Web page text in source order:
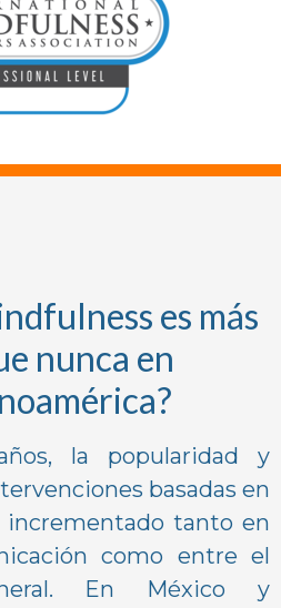
es más
nunca en
la popularidad y
basadas en
incrementado tanto en
como entre el
En México y